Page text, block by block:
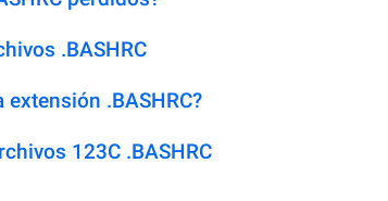
.BASHRC
.BASHRC?
123C .BASHRC